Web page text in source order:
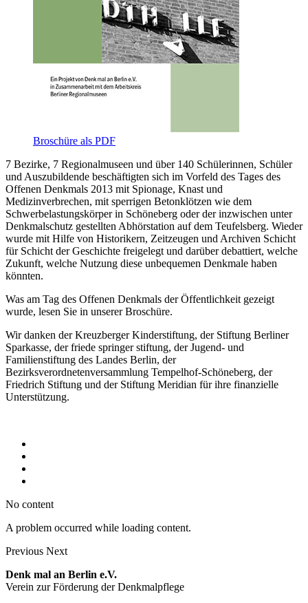
Broschüre als PDF
7 Bezirke, 7 Regionalmuseen und über 140 Schülerinnen, Schüler
und Auszubildende beschäftigten sich im Vorfeld des Tages des
Offenen Denkmals 2013 mit Spionage, Knast und
Medizinverbrechen, mit sperrigen Betonklötzen wie dem
Schwerbelastungskörper in Schöneberg oder der inzwischen unter
Denkmalschutz gestellten Abhörstation auf dem Teufelsberg. Wieder
wurde mit Hilfe von Historikern, Zeitzeugen und Archiven Schicht
für Schicht der Geschichte freigelegt und darüber debattiert, welche
Zukunft, welche Nutzung diese unbequemen Denkmale haben
könnten.
Was am Tag des Offenen Denkmals der Öffentlichkeit gezeigt
wurde, lesen Sie in unserer Broschüre.
Wir danken der Kreuzberger Kinderstiftung, der Stiftung Berliner
Sparkasse, der friede springer stiftung, der Jugend- und
Familienstiftung des Landes Berlin, der
Bezirksverordnetenversammlung Tempelhof-Schöneberg, der
Friedrich Stiftung und der Stiftung Meridian für ihre finanzielle
Unterstützung.
No content
A problem occurred while loading content.
Previous Next
Denk mal an Berlin e.V.
Verein zur Förderung der Denkmalpflege